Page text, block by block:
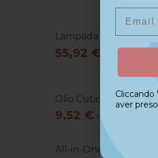
Lampada Da Tavolo
55,92 €
Olio Cuticole
9,52 € 11,90 €
All-in-One Estetista
Email
Cliccando
aver
aver